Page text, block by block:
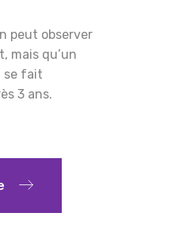
peut observer
mais qu’un
se fait
3 ans.